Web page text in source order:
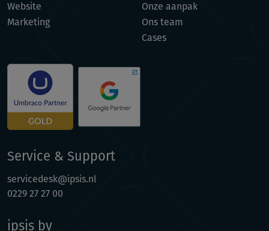
Website
Marketing
Onze aanpak
Ons team
Cases
Service & Support
servicedesk@ipsis.nl
0229 27 27 00
ipsis bv